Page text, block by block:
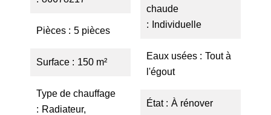
Pièces 5 pièces
Surface 150 m²
Type de chauffage
Radiateur,
chaude
Individuelle
Eaux usées
Tout à
l'égout
État À rénover